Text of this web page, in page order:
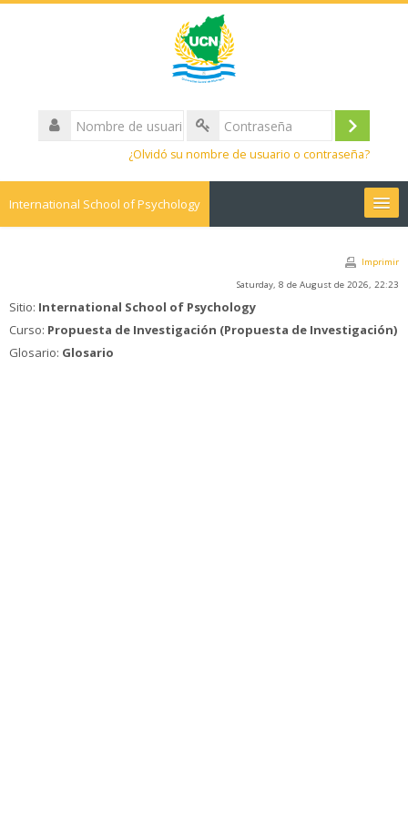
Nombre
de
Acceder
¿Olvidó su nombre de usuario o contraseña?
International School of Psychology
cursos
Imprimir
Saturday, 8 de August de 2026, 22:23
Sitio: International School of Psychology
Curso: Propuesta de Investigación (Propuesta de Investigación)
Glosario: Glosario